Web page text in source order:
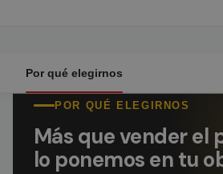
Por qué elegirnos
POR QUÉ ELEGIRNOS
Más que vender el
lo ponemos en tu